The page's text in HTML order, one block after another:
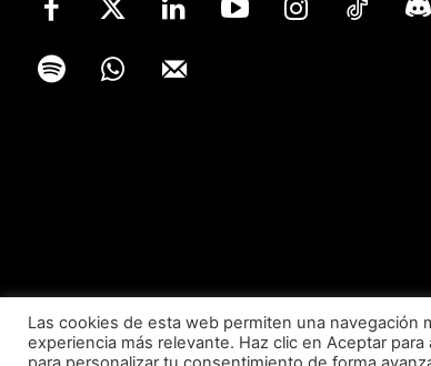
Las cookies de esta web permiten una navegación
experiencia más relevante. Haz clic en Aceptar